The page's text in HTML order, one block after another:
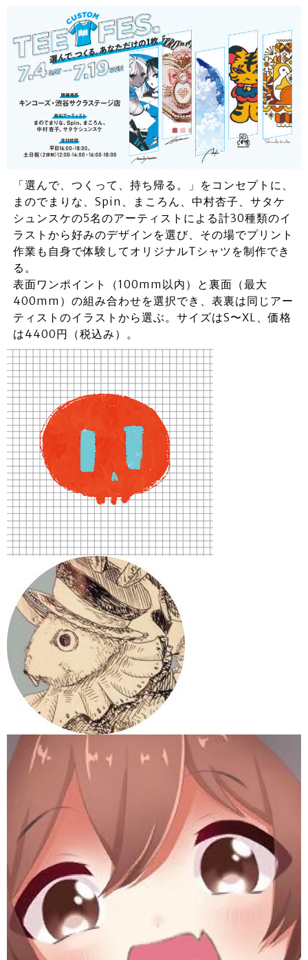
「選んで、つくって、持ち帰る。」をコンセプトに、
まのでまりな、Spin、まころん、中村杏子、サタケ
シュンスケの5名のアーティストによる計30種類のイ
ラストから好みのデザインを選び、その場でプリント
作業も自身で体験してオリジナルTシャツを制作でき
る。
表面ワンポイント（100mm以内）と裏面（最大
400mm）の組み合わせを選択でき、表裏は同じアー
ティストのイラストから選ぶ。サイズはS〜XL、価格
は4400円（税込み）。